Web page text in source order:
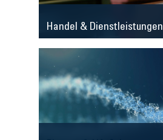
Handel & Dienstleistungen